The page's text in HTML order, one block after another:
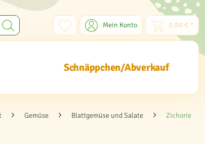
Mein Konto 0,00 € *
Schnäppchen/Abverkauf
Gemüse Blattgemüse und Salate Zichorie